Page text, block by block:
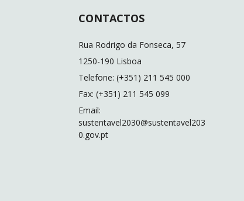
CONTACTOS
Rua Rodrigo da Fonseca, 57
1250-190 Lisboa
Telefone: (+351) 211 545 000
Fax: (+351) 211 545 099
Email:
sustentavel2030@sustentavel203
0.gov.pt